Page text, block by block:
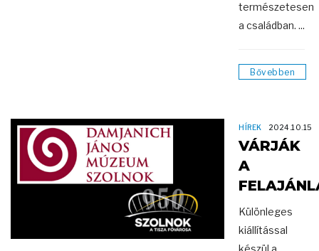
természetesen
a családban. ...
Bővebben
HÍREK 2024.10.15
VÁRJÁK
A
Különleges
kiállítással